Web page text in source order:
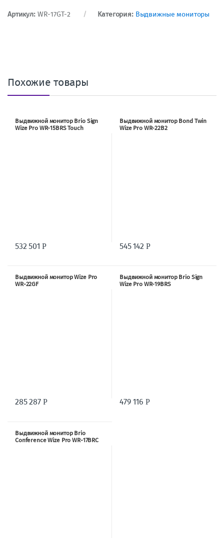
Артикул: WR-17GT-2 Категория: Выдвижные мониторы
Похожие товары
Выдвижной монитор Brio Sign
Wize Pro WR-15BRS Touch
532 501 Р
Выдвижной монитор Bond Twin
Wize Pro WR-22B2
545 142 Р
Выдвижной монитор Wize Pro
WR-22GF
285 287 Р
Выдвижной монитор Brio Sign
Wize Pro WR-19BRS
479 116 Р
Выдвижной монитор Brio
Conference Wize Pro WR-17BRC